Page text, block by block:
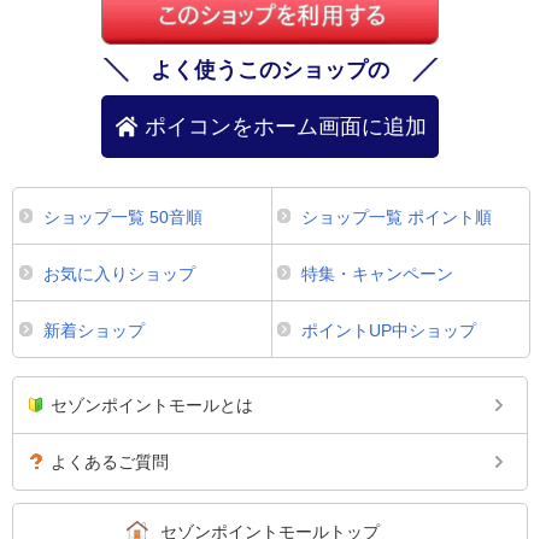
よく使うこのショップの
ポイコンをホーム画面に追加
ショップ一覧 50音順 ショップ一覧 ポイント順
お気に入りショップ 特集・キャンペーン
新着ショップ ポイントUP中ショップ
セゾンポイントモールとは
よくあるご質問
セゾンポイントモールトップ